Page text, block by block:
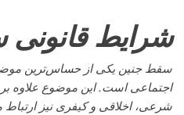
شرایط
سقط جنین یکی از حساس‌ترین
اجتماعی است. این موضوع علاوه
شرعی، اخلاقی و کیفری نیز ارتباط